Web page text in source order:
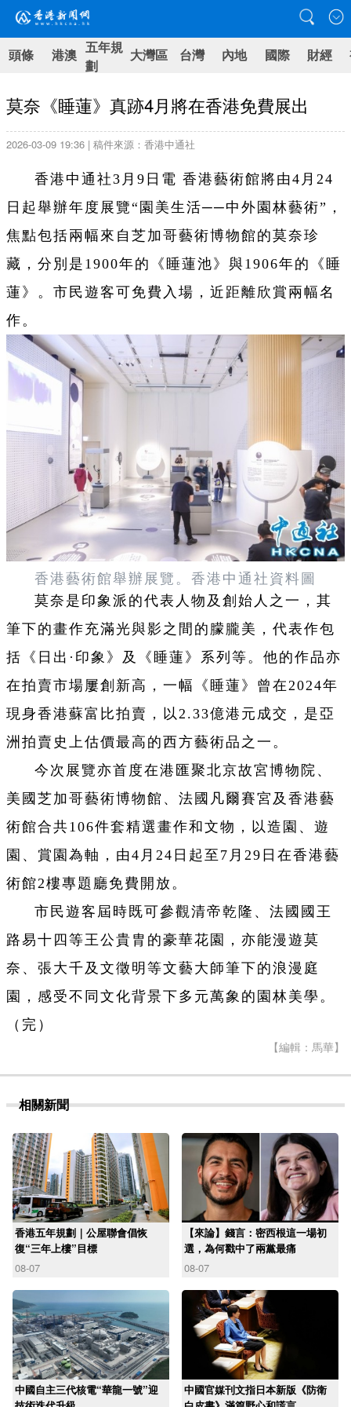
頭條 港澳 五年規
劃
大灣區 台灣 內地 國際 財經
莫奈《睡蓮》真跡4月將在香港免費展出
2026-03-09 19:36 | 稿件來源：香港中通社
香港中通社3月9日電 香港藝術館將由4月24
日起舉辦年度展覽“園美生活──中外園林藝術”，
焦點包括兩幅來自芝加哥藝術博物館的莫奈珍
藏，分別是1900年的《睡蓮池》與1906年的《睡
蓮》。市民遊客可免費入場，近距離欣賞兩幅名
作。
香港藝術館舉辦展覽。香港中通社資料圖
莫奈是印象派的代表人物及創始人之一，其
筆下的畫作充滿光與影之間的朦朧美，代表作包
括《日出·印象》及《睡蓮》系列等。他的作品亦
在拍賣市場屢創新高，一幅《睡蓮》曾在2024年
現身香港蘇富比拍賣，以2.33億港元成交，是亞
洲拍賣史上估價最高的西方藝術品之一。
今次展覽亦首度在港匯聚北京故宮博物院、
美國芝加哥藝術博物館、法國凡爾賽宮及香港藝
術館合共106件套精選畫作和文物，以造園、遊
園、賞園為軸，由4月24日起至7月29日在香港藝
術館2樓專題廳免費開放。
市民遊客屆時既可參觀清帝乾隆、法國國王
路易十四等王公貴胄的豪華花園，亦能漫遊莫
奈、張大千及文徵明等文藝大師筆下的浪漫庭
園，感受不同文化背景下多元萬象的園林美學。
（完）
【編輯：馬華】
相關新聞
香港五年規劃｜公屋聯會倡恢
復“三年上樓”目標
08-07
【來論】錢言：密西根這一場初
選，為何戳中了兩黨最痛
08-07
中國自主三代核電“華龍一號”迎
中國官媒刊文指日本新版《防衛